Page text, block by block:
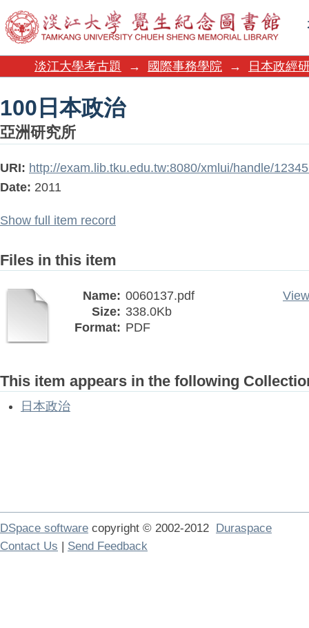
100日本政治
淡江大學考古題 → 國際事務學院 → 日本政經
100日本政治
亞洲研究所
URI: http://exam.lib.tku.edu.tw:8080/xmlui/handle/
Date: 2011
Show full item record
Files in this item
Name: 0060137.pdf
Size: 338.0Kb
Format: PDF
This item appears in the following
日本政治
DSpace software copyright © 2002-2012 Duraspace
Contact Us | Send Feedback